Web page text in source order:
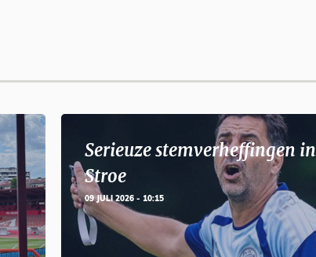
Serieuze stemverheffingen in
Stroe
09 JULI 2026 - 10:15